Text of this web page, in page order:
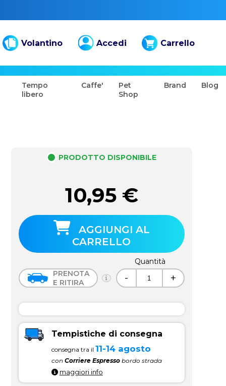
Volantino Accedi Carrello
Tempo
libero
Caffe'
Pet
Shop
Brand Blog
PRODOTTO DISPONIBILE
10,95 €
AGGIUNGI AL
CARRELLO
PRENOTA
E RITIRA
Quantità
- +
Tempistiche di consegna
consegna tra il 11-14 agosto
con Corriere Espressobordo strada
maggiori info